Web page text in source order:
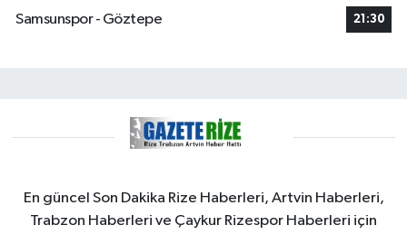
Samsunspor - Göztepe
21:30
En güncel Son Dakika Rize Haberleri, Artvin Haberleri,
Trabzon Haberleri ve Çaykur Rizespor Haberleri için